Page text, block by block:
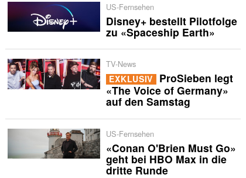
US-Fernsehen
Disney+ bestellt Pilotfolge
zu «Spaceship Earth»
TV-News
EXKLUSIV ProSieben legt
«The Voice of Germany»
auf den Samstag
US-Fernsehen
«Conan O'Brien Must Go»
geht bei HBO Max in die
dritte Runde